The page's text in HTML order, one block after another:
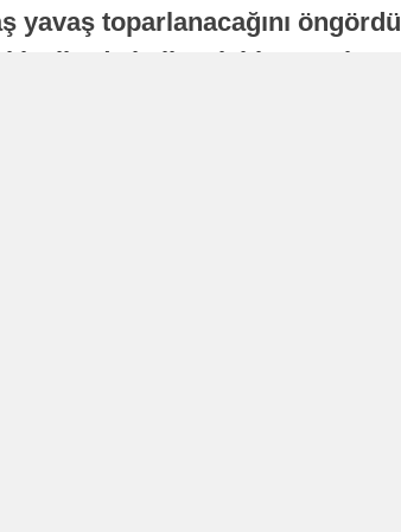
yavaş toparlanacağını
yıllarda istikrarlı bir